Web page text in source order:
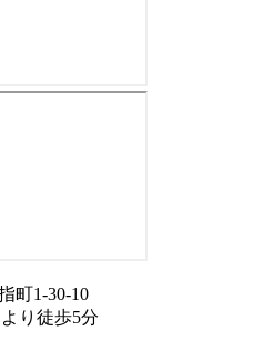
町1-30-10
り徒歩5分